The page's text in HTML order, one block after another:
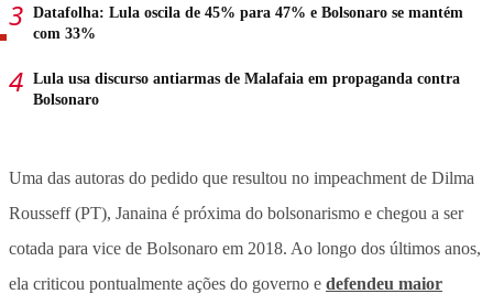
Datafolha: Lula oscila de 45% para 47% e Bolsonaro se mantém
com 33%
Lula usa discurso antiarmas de Malafaia em propaganda contra
Bolsonaro
Uma das autoras do pedido que resultou no impeachment de Dilma
Rousseff (PT), Janaina é próxima do bolsonarismo e chegou a ser
cotada para vice de Bolsonaro em 2018. Ao longo dos últimos anos,
ela criticou pontualmente ações do governo e defendeu maior